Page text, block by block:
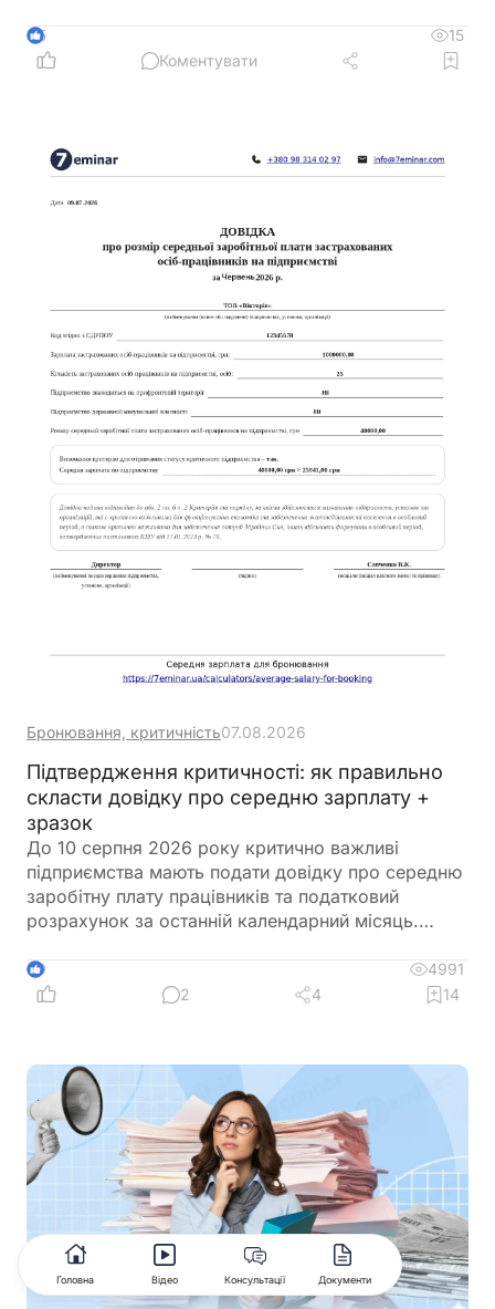
5
15
Коментувати
Бронювання, критичність07.08.2026
Підтвердження критичності: як правильно
скласти довідку про середню зарплату +
зразок
До 10 серпня 2026 року критично важливі
підприємства мають подати довідку про середню
заробітну плату працівників та податковий
розрахунок за останній календарний місяць.
ключових критеріїв для збереження статусу
критично важливого підприємства. Її можна
відповідно до чинних вимог. Щоб уникнути
помилок, скористайтеся Калькулятором
«Середня зарплата для бронювання», який
допоможе швидко визначити необхідний
показник та підготувати довідку
9
4991
2
4 14
Головна Відео Консультації Документи